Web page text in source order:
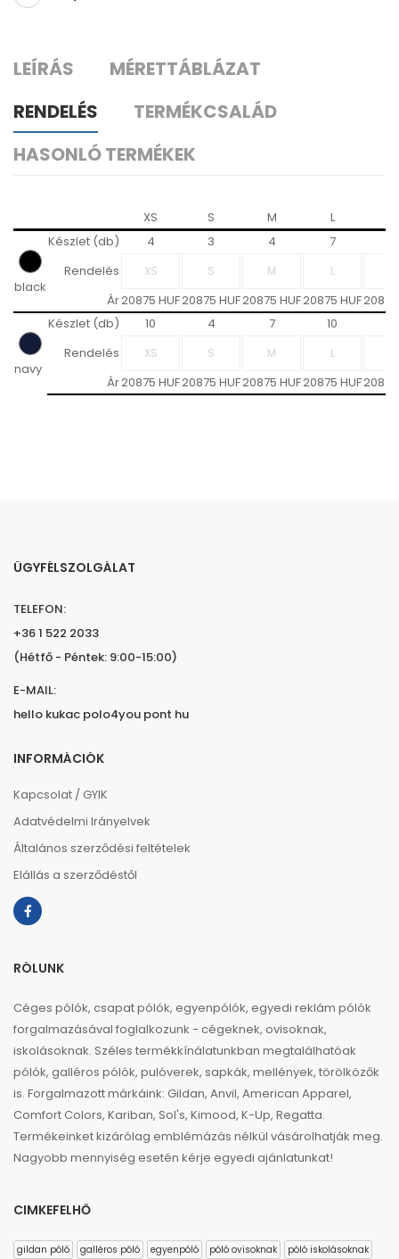
LEÍRÁS
MÉRETTÁBLÁZAT
RENDELÉS
TERMÉKCSALÁD
HASONLÓ TERMÉKEK
XS S M L
black
Készlet (db) 4 3 4 7
Rendelés
Ár20875 HUF20875 HUF20875 HUF20875 HUF20875
navy
Készlet (db) 10 4 7 10
Rendelés
Ár20875 HUF20875 HUF20875 HUF20875 HUF20875
ÜGYFÉLSZOLGÁLAT
TELEFON:
+36 1 522 2033
(Hétfő - Péntek: 9:00-15:00)
E-MAIL:
hello kukac polo4you pont hu
INFORMÁCIÓK
Kapcsolat / GYIK
Adatvédelmi Irányelvek
Általános szerződési feltételek
Elállás a szerződéstől
RÓLUNK
Céges pólók, csapat pólók, egyenpólók, egyedi reklám pólók
forgalmazásával foglalkozunk - cégeknek, ovisoknak,
iskolásoknak. Széles termékkínálatunkban megtalálhatóak
pólók, galléros pólók, pulóverek, sapkák, mellények, törölközők
is. Forgalmazott márkáink: Gildan, Anvil, American Apparel,
Comfort Colors, Kariban, Sol's, Kimood, K-Up, Regatta.
Termékeinket kizárólag emblémázás nélkül vásárolhatják meg.
Nagyobb mennyiség esetén kérje egyedi ajánlatunkat!
CIMKEFELHŐ
gildan póló galléros póló egyenpóló póló ovisoknak póló iskolásoknak